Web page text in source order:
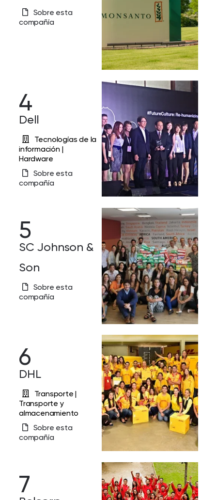
Sobre esta
compañía
4
Dell
Tecnologías de la
información |
Hardware
Sobre esta
compañía
5
SC Johnson &
Son
Sobre esta
compañía
6
DHL
Transporte |
Transporte y
almacenamiento
Sobre esta
compañía
7